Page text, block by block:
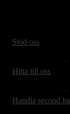
Stöd oss
Hitta till oss
Handla second